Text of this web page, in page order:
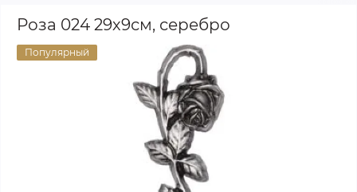
Роза 024 29х9см, серебро
Популярный